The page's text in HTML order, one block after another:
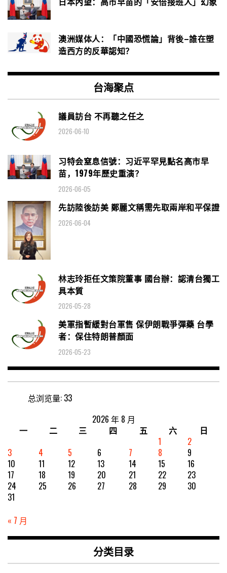
澳洲媒体人：「中國恐慌論」背後–誰在塑
造西方的反華認知？
台海聚点
議員訪台 不再聽之任之
2026-06-10
习特会窒息信號：习近平罕見點名高市早
苗，1979年歷史重演？
2026-06-05
先訪陸後訪美 鄭麗文稱需先取兩岸和平保證
2026-06-04
林志玲拒任文策院董事 國台辦：認清台獨工
具本質
2026-05-28
美軍指暫緩對台軍售 保伊朗戰爭彈藥 台學
者：保住特朗普顏面
2026-05-23
总浏览量: 33
2026 年 8 月
一
二 三 四 五 六
日
1
2
3
4 5 6 7 8
9
10
11 12 13 14 15
16
17
18 19 20 21 22
23
24
25 26 27 28 29
30
31
« 7 月
分类目录